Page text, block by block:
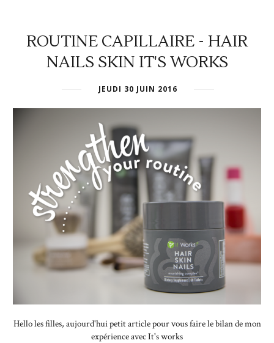
ROUTINE CAPILLAIRE - HAIR
NAILS SKIN IT'S WORKS
JEUDI 30 JUIN 2016
Hello les filles, aujourd'hui petit article pour vous faire le bilan de mon
expérience avec It's works